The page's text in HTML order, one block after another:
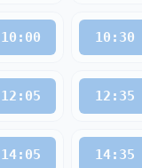
10:00 10:30
12:05 12:35
14:05 14:35